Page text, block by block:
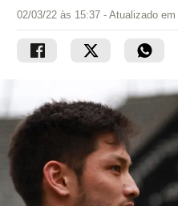
02/03/22 às 15:37 - Atualizado em